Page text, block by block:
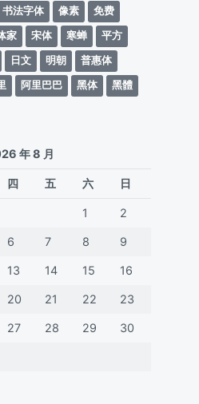
书法字体 像素
免费
家 宋体 寒蝉
平方
日文 明朝
普惠体
阿里巴巴 黑体 黑體
年 8 月
四 五 六 日
1 2
6 7 8 9
13 14 15 16
20 21 22 23
27 28 29 30